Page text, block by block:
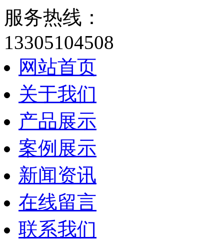
服务热线：
13305104508
网站首页
关于我们
产品展示
案例展示
新闻资讯
在线留言
联系我们